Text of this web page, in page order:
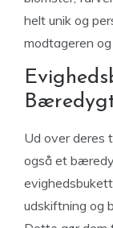
helt unik og
modtageren
Ud over deres
også et
udskiftning og